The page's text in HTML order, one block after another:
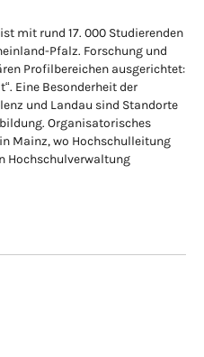
mit rund 17. 000 Studierenden
Pfalz. Forschung und
Profilbereichen ausgerichtet:
Eine Besonderheit der
und Landau sind Standorte
Organisatorisches
Mainz, wo Hochschulleitung
Hochschulverwaltung